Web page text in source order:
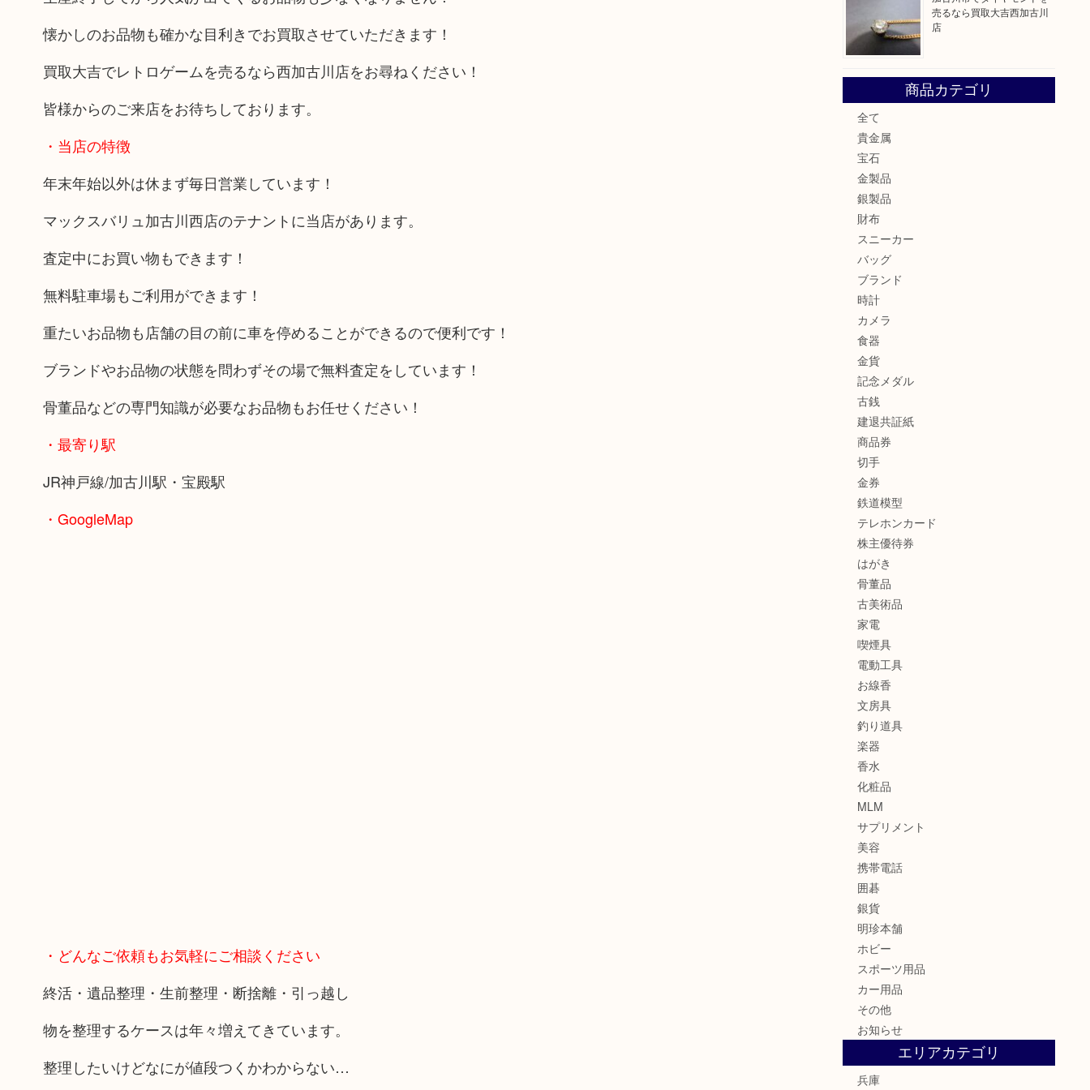
懐かしのお品物も確かな目利きでお買取させていただきます！
買取大吉でレトロゲームを売るなら西加古川店をお尋ねください！
皆様からのご来店をお待ちしております。
・当店の特徴
年末年始以外は休まず毎日営業しています！
マックスバリュ加古川西店のテナントに当店があります。
査定中にお買い物もできます！
無料駐車場もご利用ができます！
重たいお品物も店舗の目の前に車を停めることができるので便利です！
ブランドやお品物の状態を問わずその場で無料査定をしています！
骨董品などの専門知識が必要なお品物もお任せください！
・最寄り駅
JR神戸線/加古川駅・宝殿駅
・GoogleMap
・どんなご依頼もお気軽にご相談ください
終活・遺品整理・生前整理・断捨離・引っ越し
物を整理するケースは年々増えてきています。
整理したいけどなにが値段つくかわからない…
売るなら買取大吉西加古川
店
商品カテゴリ
全て
貴金属
宝石
金製品
銀製品
財布
スニーカー
バッグ
ブランド
時計
カメラ
食器
金貨
記念メダル
古銭
建退共証紙
商品券
切手
金券
鉄道模型
テレホンカード
株主優待券
はがき
骨董品
古美術品
家電
喫煙具
電動工具
お線香
文房具
釣り道具
楽器
香水
化粧品
MLM
サプリメント
美容
携帯電話
囲碁
銀貨
明珍本舗
ホビー
スポーツ用品
カー用品
その他
お知らせ
エリアカテゴリ
兵庫